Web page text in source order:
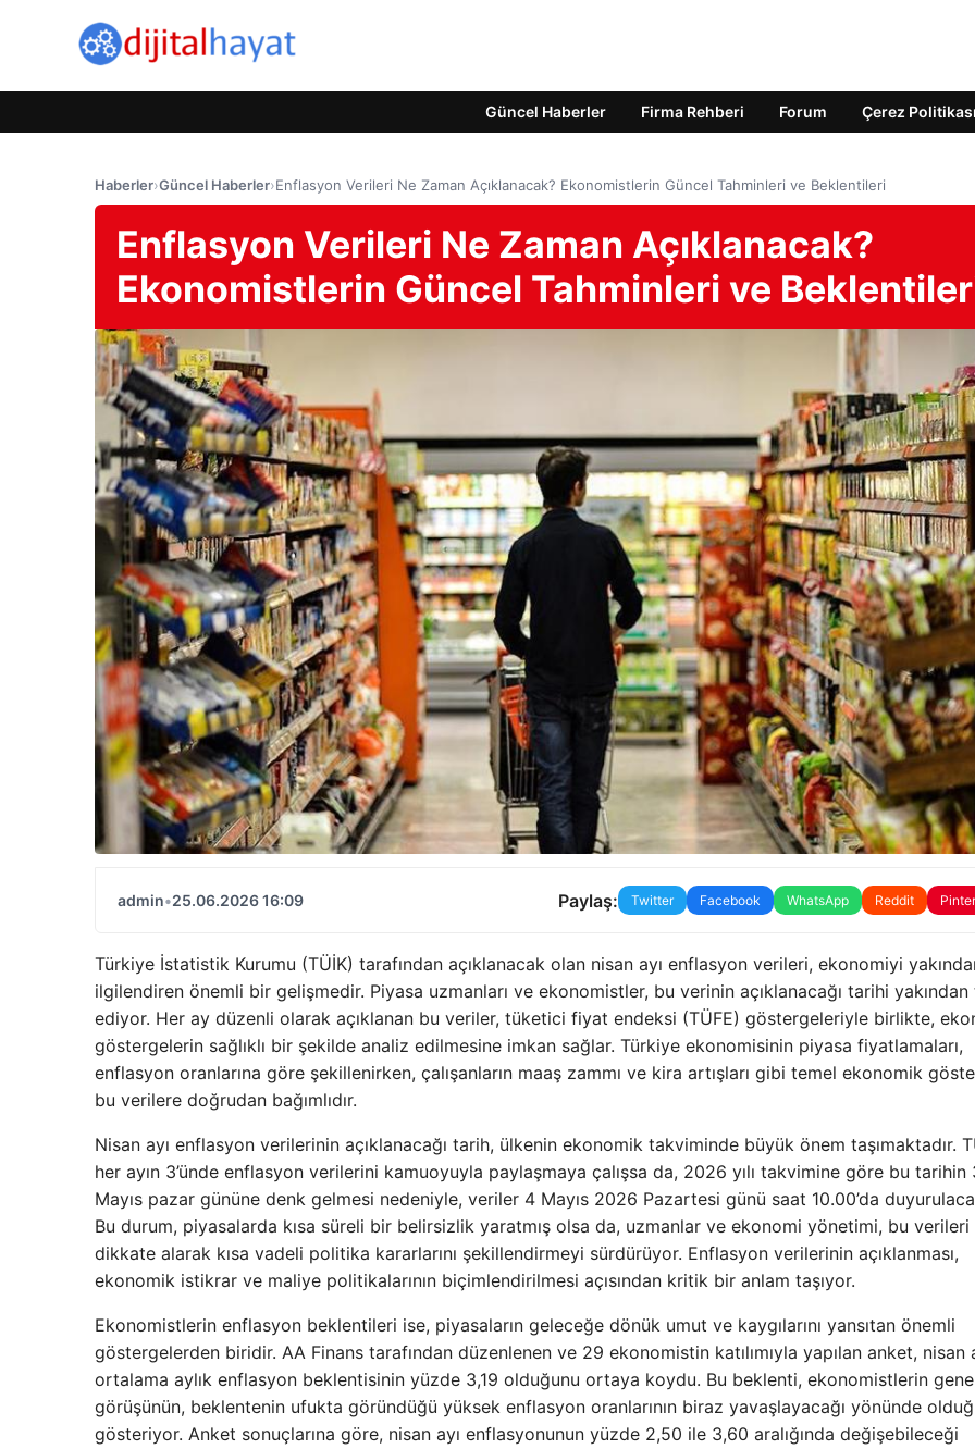
Güncel Haberler Firma Rehberi Forum Çerez Politikası
Haberler›Güncel Haberler›Enflasyon Verileri Ne Zaman Açıklanacak? Ekonomistlerin Güncel Tahminleri ve Beklentileri
Enflasyon Verileri Ne Zaman Açıklanacak?
Ekonomistlerin Güncel Tahminleri ve
admin•25.06.2026 16:09 Paylaş: Twitter Facebook WhatsApp Reddit
Türkiye İstatistik Kurumu (TÜİK) tarafından açıklanacak olan nisan ayı enflasyon verileri, ekonomiyi
ilgilendiren önemli bir gelişmedir. Piyasa uzmanları ve ekonomistler, bu verinin açıklanacağı tarihi
ediyor. Her ay düzenli olarak açıklanan bu veriler, tüketici fiyat endeksi (TÜFE) göstergeleriyle birlikte,
göstergelerin sağlıklı bir şekilde analiz edilmesine imkan sağlar. Türkiye ekonomisinin piyasa fiyatlamaları,
enflasyon oranlarına göre şekillenirken, çalışanların maaş zammı ve kira artışları gibi temel ekonomik
bu verilere doğrudan bağımlıdır.
Nisan ayı enflasyon verilerinin açıklanacağı tarih, ülkenin ekonomik takviminde büyük önem taşımaktadır.
her ayın 3’ünde enflasyon verilerini kamuoyuyla paylaşmaya çalışsa da, 2026 yılı takvimine göre bu tarihin
Mayıs pazar gününe denk gelmesi nedeniyle, veriler 4 Mayıs 2026 Pazartesi günü saat 10.00’da
Bu durum, piyasalarda kısa süreli bir belirsizlik yaratmış olsa da, uzmanlar ve ekonomi yönetimi, bu verileri
dikkate alarak kısa vadeli politika kararlarını şekillendirmeyi sürdürüyor. Enflasyon verilerinin açıklanması,
ekonomik istikrar ve maliye politikalarının biçimlendirilmesi açısından kritik bir anlam taşıyor.
Ekonomistlerin enflasyon beklentileri ise, piyasaların geleceğe dönük umut ve kaygılarını yansıtan önemli
göstergelerden biridir. AA Finans tarafından düzenlenen ve 29 ekonomistin katılımıyla yapılan anket, nisan
ortalama aylık enflasyon beklentisinin yüzde 3,19 olduğunu ortaya koydu. Bu beklenti, ekonomistlerin
görüşünün, beklentenin ufukta göründüğü yüksek enflasyon oranlarının biraz yavaşlayacağı yönünde
gösteriyor. Anket sonuçlarına göre, nisan ayı enflasyonunun yüzde 2,50 ile 3,60 aralığında değişebileceği